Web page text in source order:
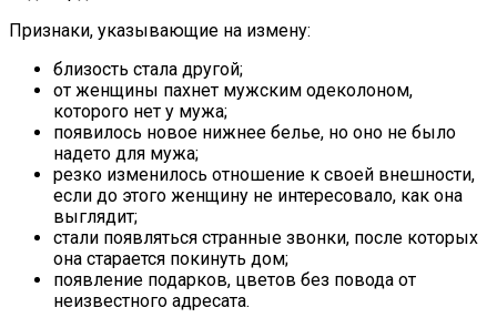
Признаки, указывающие на измену:
близость стала другой;
от женщины пахнет мужским одеколоном,
которого нет у мужа;
появилось новое нижнее белье, но оно не было
надето для мужа;
резко изменилось отношение к своей внешности,
если до этого женщину не интересовало, как она
выглядит;
стали появляться странные звонки, после которых
она старается покинуть дом;
появление подарков, цветов без повода от
неизвестного адресата.